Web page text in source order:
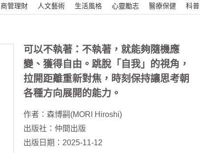
商管理財 人文藝術 生活風格 心靈勵志 醫療保健 科普
可以不執著：不執著，就能夠隨機應
變、獲得自由。跳脫「自我」的視角，
拉開距離重新對焦，時刻保持讓思考朝
各種方向展開的能力。
作者： 森博嗣(MORI Hiroshi)
出版社： 仲間出版
出版日期：2025-11-12